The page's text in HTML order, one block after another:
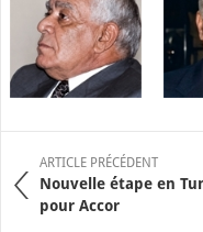
ARTICLE PRÉCÉDENT
Nouvelle étape en
pour Accor